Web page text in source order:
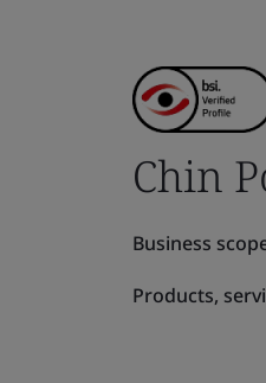
Chin
Business
Products,